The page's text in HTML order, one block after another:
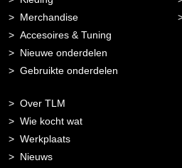
Merchandise
Accesoires & Tuning
Nieuwe onderdelen
Gebruikte onderdelen
Over TLM
Wie kocht wat
Werkplaats
Nieuws